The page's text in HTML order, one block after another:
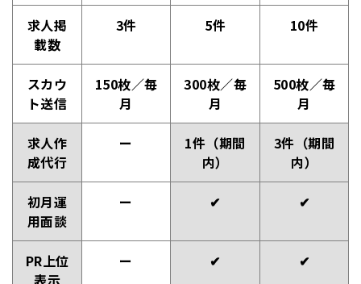
求人掲
載数
3件 5件 10件
スカウ
ト送信
150枚／毎
月
300枚／毎
月
500枚／毎
月
求人作
成代行
ー
1件（期間
内）
3件（期間
内）
初月運
用面談
ー ✔ ✔
PR上位
表示
ー ✔ ✔